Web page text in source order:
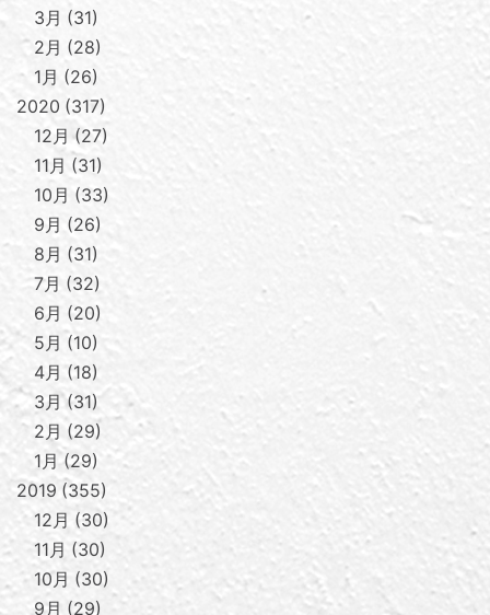
3月
31
2月
28
1月
26
2020 317
12月
27
11月
31
10月
33
9月
26
8月
31
7月
32
6月
20
5月
10
4月
18
3月 31
2月
29
1月
29
2019 355
12月
30
11月
30
10月
30
9月
29